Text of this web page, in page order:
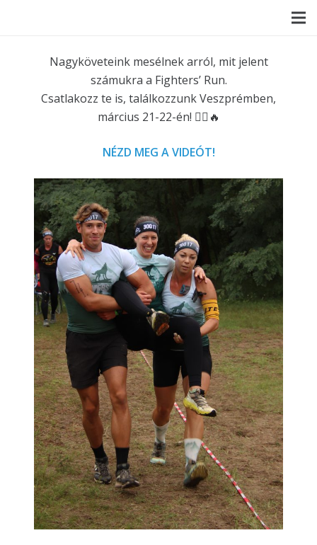
Nagyköveteink mesélnek arról, mit jelent
számukra a Fighters’ Run.
Csatlakozz te is, találkozzunk Veszprémben,
március 21-22-én! 🏃‍♂️🔥
NÉZD MEG A VIDEÓT!